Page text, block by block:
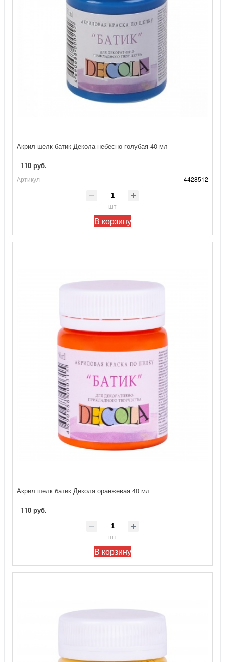
Акрил шелк батик Декола небесно-голубая 40 мл
110 руб.
Артикул 4428512
шт
В корзину
Акрил шелк батик Декола оранжевая 40 мл
110 руб.
шт
В корзину